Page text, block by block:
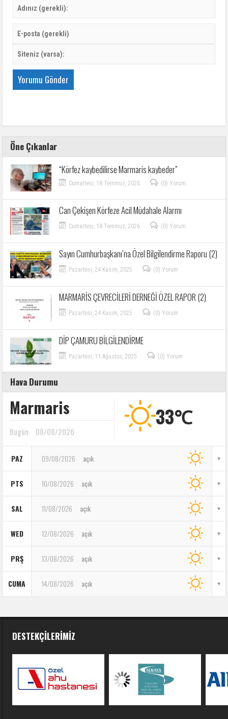
Öne Çıkanlar
“Körfez kaybedilirse Marmaris kaybeder”
Cumartesi, 18 Temmuz, 2026 (0) Yorum
Can Çekişen Körfeze Acil Müdahale Alarmı
Cumartesi, 18 Temmuz, 2026 (0) Yorum
Sayın Cumhurbaşkanı’na Özel Bilgilendirme Raporu (2)
Pazartesi, 24 Kasım, 2025 (0) Yorum
MARMARİS ÇEVRECİLERİ DERNEĞİ ÖZEL RAPOR (2)
Pazartesi, 24 Kasım, 2025 (0) Yorum
DİP ÇAMURU BİLGİLENDİRME
Pazartesi, 11 Ağustos, 2025 (0) Yorum
Hava Durumu
Marmaris
Bugün 08/08/2026
33℃
PAZ 09/08/2026 açık
PTS 10/08/2026 açık
SAL 11/08/2026 açık
WED 12/08/2026 açık
PRŞ 13/08/2026 açık
CUMA 14/08/2026 açık
DESTEKÇILERIMIZ